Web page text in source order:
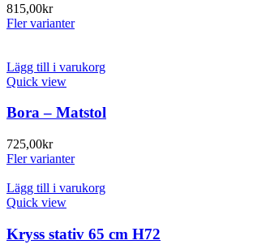
815,00kr
Fler varianter
Lägg till i varukorg
Quick view
Bora – Matstol
725,00kr
Fler varianter
Lägg till i varukorg
Quick view
Kryss stativ 65 cm H72